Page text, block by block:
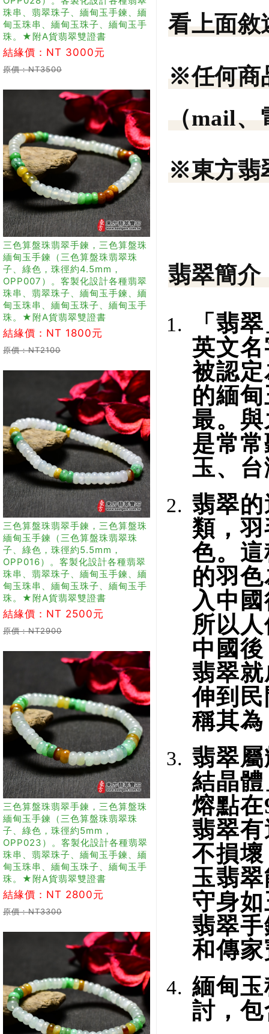
珠串、翡翠珠子、緬甸玉手鍊、緬
甸玉珠串、緬甸玉珠子、緬甸玉手
珠。★附A貨翡翠雙證書
結緣價：NT 3000元
原價：NT3500
三色算盤珠翡翠手鍊，三色算盤珠
緬甸玉手鍊（三色算盤珠翡翠珠
子、綠色，珠徑約4.5mm，
OPP007）。客製化設計各種翡翠
珠串、翡翠珠子、緬甸玉手鍊、緬
甸玉珠串、緬甸玉珠子、緬甸玉手
珠。★附A貨翡翠雙證書
結緣價：NT 1800元
原價：NT2100
三色算盤珠翡翠手鍊，三色算盤珠
緬甸玉手鍊（三色算盤珠翡翠珠
子、綠色，珠徑約5.5mm，
OPP016）。客製化設計各種翡翠
珠串、翡翠珠子、緬甸玉手鍊、緬
甸玉珠串、緬甸玉珠子、緬甸玉手
珠。★附A貨翡翠雙證書
結緣價：NT 2500元
原價：NT2900
三色算盤珠翡翠手鍊，三色算盤珠
緬甸玉手鍊（三色算盤珠翡翠珠
子、綠色，珠徑約5mm，
OPP023）。客製化設計各種翡翠
珠串、翡翠珠子、緬甸玉手鍊、緬
甸玉珠串、緬甸玉珠子、緬甸玉手
珠。★附A貨翡翠雙證書
結緣價：NT 2800元
原價：NT3300
看上面敘
※任何商
（mail
※東方翡
翡翠簡介
「翡
英文
被認
的緬
最。
是常
玉、
翡翠
類，
色。
的羽
入中
所以
中國
翡翠
伸到
稱其
翡翠
結晶
熔點
翡翠
不損
玉翡
守身
翡翠
和傳
緬甸
討，